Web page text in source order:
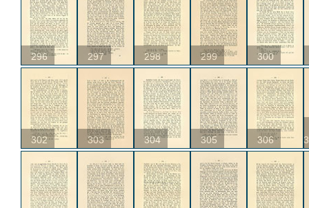
296 297 298 299 300
302 303 304 305 306